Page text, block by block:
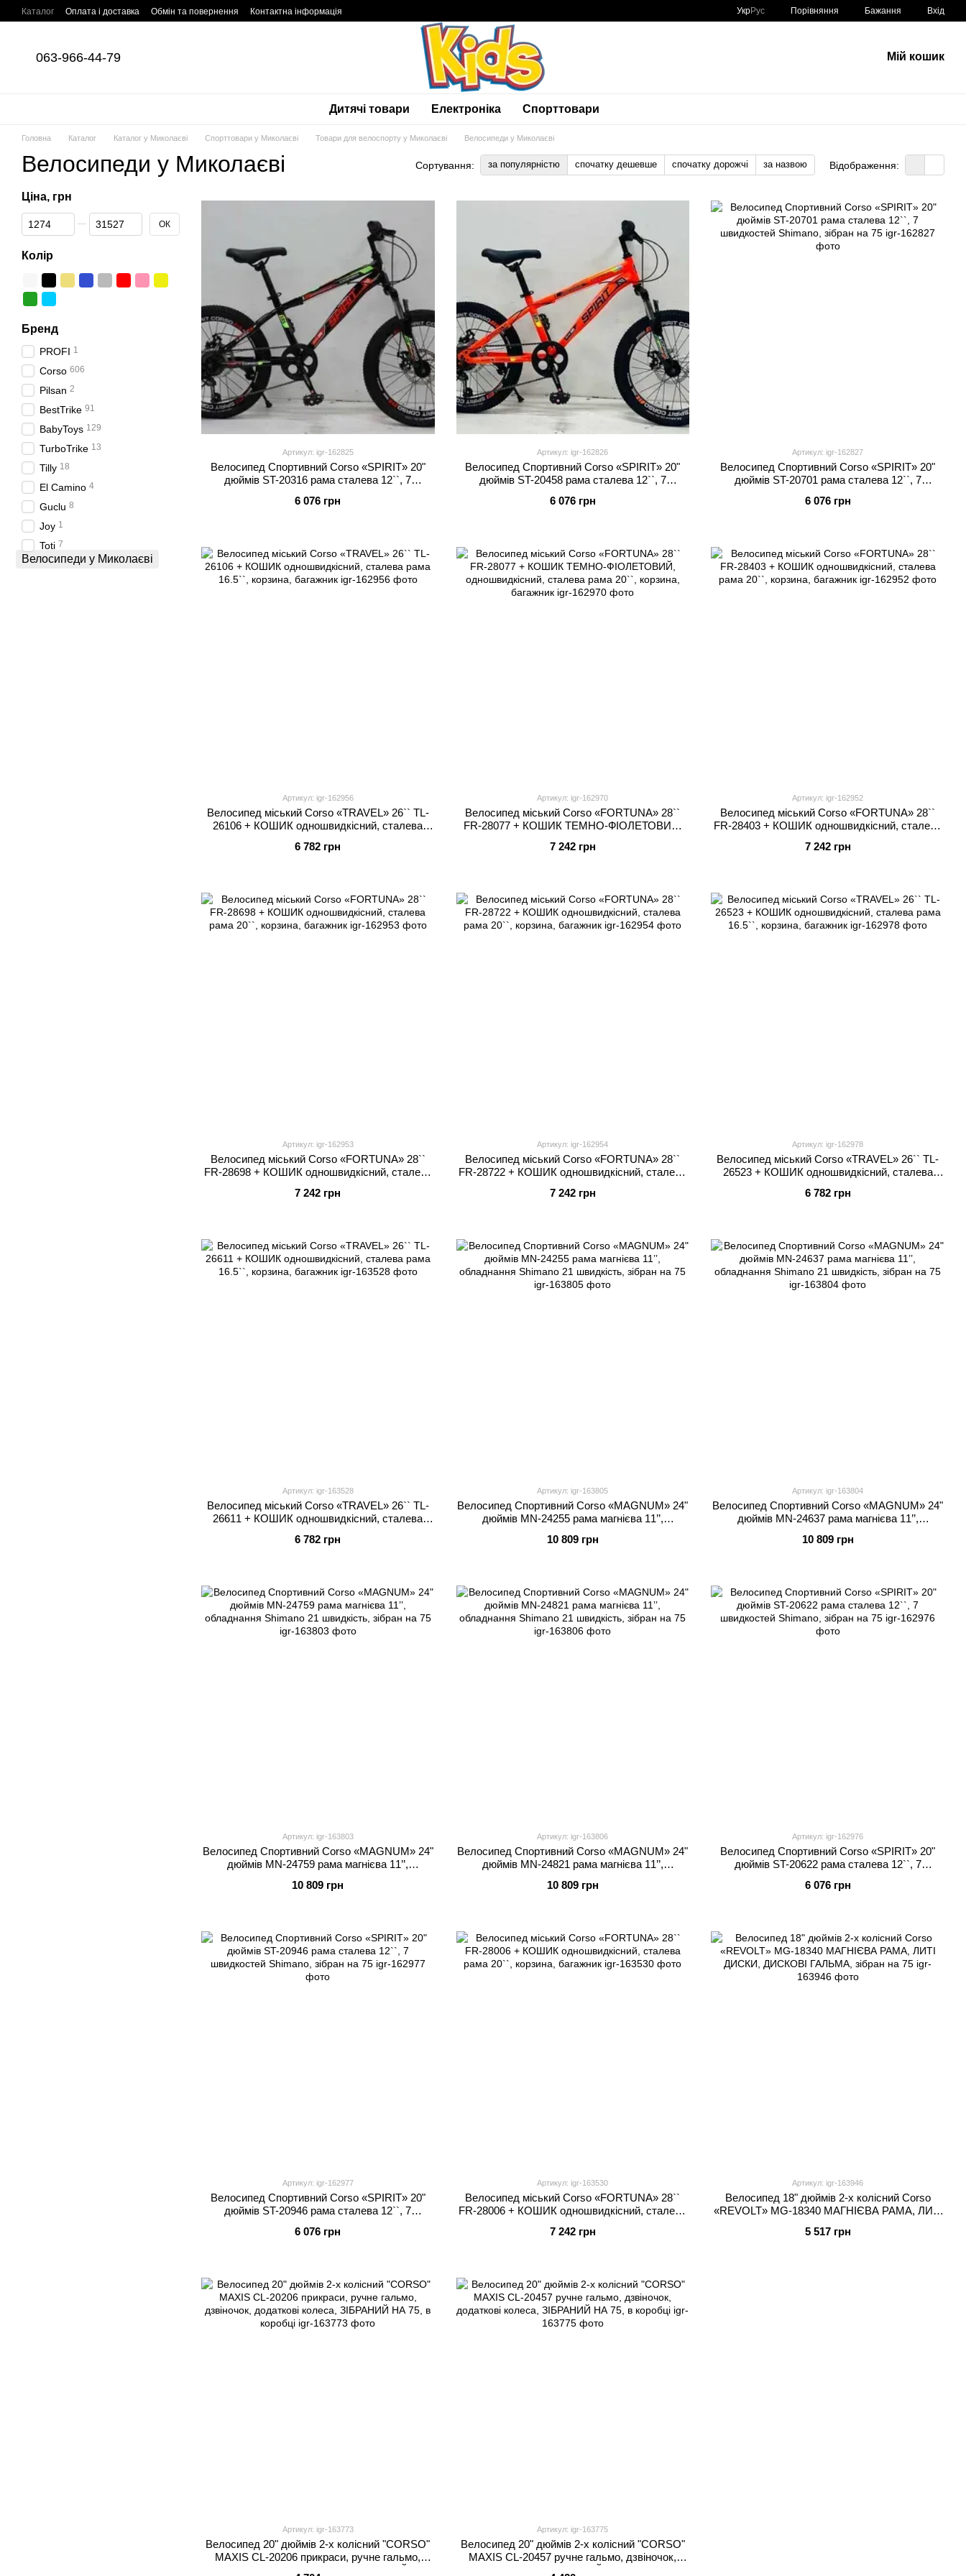
Перейти до основного контенту
Каталог Оплата і доставка Обмін та повернення Контактна інформація УкрРус Порівняння Бажання Вхід
063-966-44-79 Мій кошик
Дитячі товари Електроніка Спорттовари
Головна Каталог Каталог у Миколаєві Спорттовари у Миколаєві Товари для велоспорту у Миколаєві Велосипеди у Миколаєві
Велосипеди у Миколаєві Сортування: за популярністю спочатку дешевше спочатку дорожчі за назвою Відображення:
Артикул: igr-162825
Велосипед Спортивний Corso «SPIRIT» 20"
дюймів ST-20316 рама сталева 12``, 7
6 076 грн
Артикул: igr-162826
Велосипед Спортивний Corso «SPIRIT» 20"
дюймів ST-20458 рама сталева 12``, 7
6 076 грн
Артикул: igr-162827
Велосипед Спортивний Corso «SPIRIT» 20"
дюймів ST-20701 рама сталева 12``, 7
6 076 грн
Артикул: igr-162956
Велосипед міський Corso «TRAVEL» 26`` TL-
26106 + КОШИК одношвидкісний, сталева
6 782 грн
Артикул: igr-162970
Велосипед міський Corso «FORTUNA» 28``
FR-28077 + КОШИК ТЕМНО-ФІОЛЕТОВИЙ,
багажник
7 242 грн
Артикул: igr-162952
Велосипед міський Corso «FORTUNA» 28``
FR-28403 + КОШИК одношвидкісний, сталева
7 242 грн
Артикул: igr-162953
Велосипед міський Corso «FORTUNA» 28``
FR-28698 + КОШИК одношвидкісний, сталева
7 242 грн
Артикул: igr-162954
Велосипед міський Corso «FORTUNA» 28``
FR-28722 + КОШИК одношвидкісний, сталева
7 242 грн
Артикул: igr-162978
Велосипед міський Corso «TRAVEL» 26`` TL-
26523 + КОШИК одношвидкісний, сталева
6 782 грн
Артикул: igr-163528
Велосипед міський Corso «TRAVEL» 26`` TL-
26611 + КОШИК одношвидкісний, сталева
6 782 грн
Артикул: igr-163805
Велоcипед Спортивний Corso «MAGNUM» 24"
дюймів MN-24255 рама магнієва 11’’,
75
10 809 грн
Артикул: igr-163804
Велоcипед Спортивний Corso «MAGNUM» 24"
дюймів MN-24637 рама магнієва 11’’,
75
10 809 грн
Артикул: igr-163803
Велоcипед Спортивний Corso «MAGNUM» 24"
дюймів MN-24759 рама магнієва 11’’,
75
10 809 грн
Артикул: igr-163806
Велоcипед Спортивний Corso «MAGNUM» 24"
дюймів MN-24821 рама магнієва 11’’,
75
10 809 грн
Артикул: igr-162976
Велосипед Спортивний Corso «SPIRIT» 20"
дюймів ST-20622 рама сталева 12``, 7
6 076 грн
Артикул: igr-162977
Велосипед Спортивний Corso «SPIRIT» 20"
дюймів ST-20946 рама сталева 12``, 7
6 076 грн
Артикул: igr-163530
Велосипед міський Corso «FORTUNA» 28``
FR-28006 + КОШИК одношвидкісний, сталева
7 242 грн
Артикул: igr-163946
Велосипед 18" дюймів 2-х колісний Corso
«REVOLT» MG-18340 МАГНІЄВА РАМА, ЛИТІ
5 517 грн
Артикул: igr-163773
Велосипед 20" дюймів 2-х колісний "CORSO"
MAXIS CL-20206 прикраси, ручне гальмо,
Артикул: igr-163775
Велосипед 20" дюймів 2-х колісний "CORSO"
MAXIS CL-20457 ручне гальмо, дзвіночок,
Ціна, грн
Від Ціна, грн
До Ціна, грн ОК
Колір
Бренд
PROFI 1
Corso 606
Pilsan 2
BestTrike 91
BabyToys 129
TurboTrike 13
Tilly 18
El Camino 4
Guclu 8
Joy 1
Toti 7
Велосипеди у Миколаєві